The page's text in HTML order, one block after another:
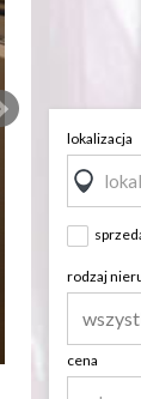
lokalizacja
rodzaj
cena